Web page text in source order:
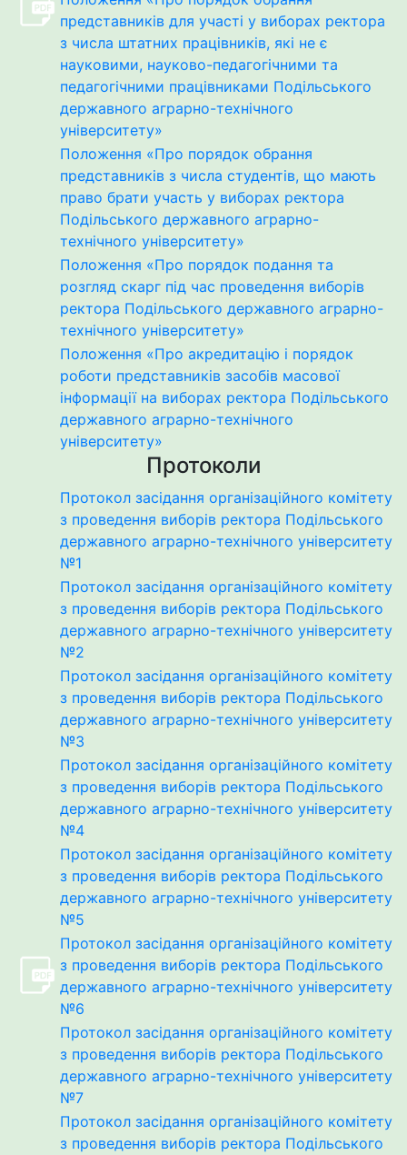
представників для участі у виборах ректора
з числа штатних працівників, які не є
науковими, науково-педагогічними та
педагогічними працівниками Подільського
державного аграрно-технічного
університету»
Положення «Про порядок обрання
представників з числа студентів, що мають
право брати участь у виборах ректора
Подільського державного аграрно-
технічного університету»
Положення «Про порядок подання та
розгляд скарг під час проведення виборів
ректора Подільського державного аграрно-
технічного університету»
Положення «Про акредитацію і порядок
роботи представників засобів масової
інформації на виборах ректора Подільського
державного аграрно-технічного
університету»
Протоколи
Протокол засідання організаційного комітету
з проведення виборів ректора Подільського
державного аграрно-технічного університету
№1
Протокол засідання організаційного комітету
з проведення виборів ректора Подільського
державного аграрно-технічного університету
№2
Протокол засідання організаційного комітету
з проведення виборів ректора Подільського
державного аграрно-технічного університету
№3
Протокол засідання організаційного комітету
з проведення виборів ректора Подільського
державного аграрно-технічного університету
№4
Протокол засідання організаційного комітету
з проведення виборів ректора Подільського
державного аграрно-технічного університету
№5
Протокол засідання організаційного комітету
з проведення виборів ректора Подільського
державного аграрно-технічного університету
№6
Протокол засідання організаційного комітету
з проведення виборів ректора Подільського
державного аграрно-технічного університету
№7
Протокол засідання організаційного комітету
з проведення виборів ректора Подільського